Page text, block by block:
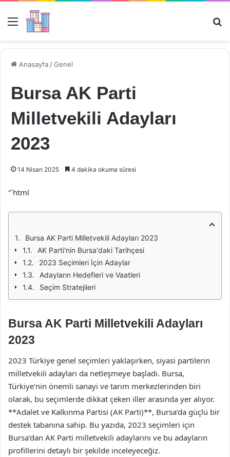
Menü
Anasayfa /Genel
Bursa AK Parti
Milletvekili Adayları
2023
14 Nisan 2025 4 dakika okuma süresi
“`html
Bursa AK Parti Milletvekili Adayları 2023
AK Parti'nin Bursa'daki Tarihçesi
2023 Seçimleri İçin Adaylar
Adayların Hedefleri ve Vaatleri
Seçim Stratejileri
Bursa AK Parti Milletvekili Adayları
2023
2023 Türkiye genel seçimleri yaklaşırken, siyasi partilerin
milletvekili adayları da netleşmeye başladı. Bursa,
Türkiye’nin önemli sanayi ve tarım merkezlerinden biri
olarak, bu seçimlerde dikkat çeken iller arasında yer alıyor.
**Adalet ve Kalkınma Partisi (AK Parti)**, Bursa’da güçlü bir
destek tabanına sahip. Bu yazıda, 2023 seçimleri için
Bursa’dan AK Parti milletvekili adaylarını ve bu adayların
profillerini detaylı bir şekilde inceleyeceğiz.